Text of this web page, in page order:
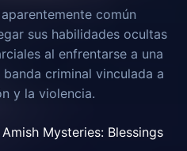
común
sus habilidades ocultas
al enfrentarse a una
banda criminal vinculada a
y la violencia.
Mysteries: Blessings